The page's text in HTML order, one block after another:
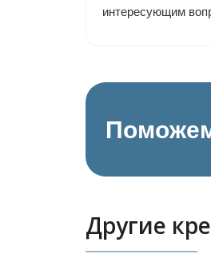
интересующим
Другие